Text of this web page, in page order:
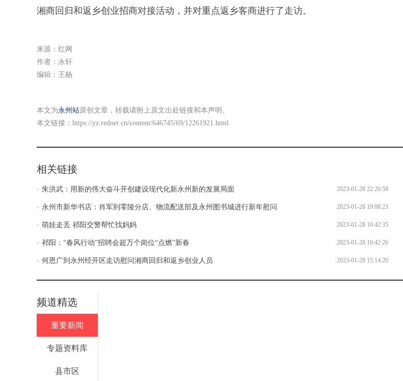
湘商回归和返乡创业招商对接活动，并对重点返乡客商进行了走访。
来源：红网
作者：永轩
编辑：王杨
本文为永州站原创文章，转载请附上原文出处链接和本声明。
本文链接： https://yz.rednet.cn/content/646745/69/12261921.html
相关链接
朱洪武：用新的伟大奋斗开创建设现代化新永州新的发展局面 2023-01-28 22:20:59
永州市新华书店：肖军到零陵分店、物流配送部及永州图书城进行新年慰问 2023-01-28 19:08:23
萌娃走丢 祁阳交警帮忙找妈妈 2023-01-28 16:42:35
祁阳：“春风行动”招聘会超万个岗位“点燃”新春 2023-01-28 16:42:26
何恩广到永州经开区走访慰问湘商回归和返乡创业人员 2023-01-28 15:14:20
频道精选
重要新闻
专题资料库
县市区